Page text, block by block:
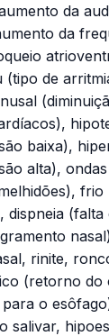
da
da
(tipo de
baixa),
alta),
frio
dispneia (falta
rinite,
(retorno do
o
salivar,